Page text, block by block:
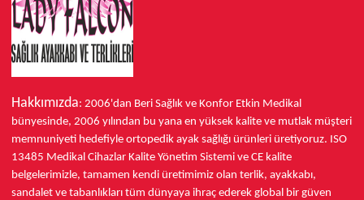
Hakkımızda: 2006'dan Beri Sağlık ve Konfor Etkin Medikal
bünyesinde, 2006 yılından bu yana en yüksek kalite ve mutlak müşteri
memnuniyeti hedefiyle ortopedik ayak sağlığı ürünleri üretiyoruz. ISO
13485 Medikal Cihazlar Kalite Yönetim Sistemi ve CE kalite
belgelerimizle, tamamen kendi üretimimiz olan terlik, ayakkabı,
sandalet ve tabanlıkları tüm dünyaya ihraç ederek global bir güven